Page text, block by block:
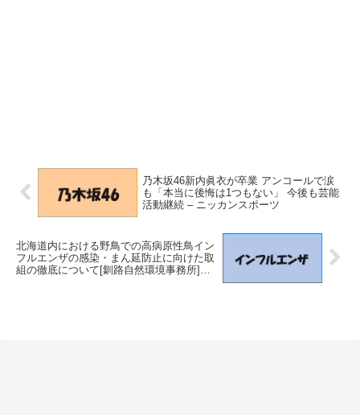
乃木坂46新内眞衣が卒業 アンコールで涙
も「本当に後悔は1つもない」 今後も芸能
活動継続 – ニッカンスポーツ
北海道内における野鳥での高病原性鳥イン
フルエンザの感染・まん延防止に向けた取
組の徹底について[釧路自然環境事務所]：